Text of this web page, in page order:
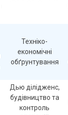
Техніко-
економічні
обґрунтування
Дью ділідженс,
будівництво та
контроль